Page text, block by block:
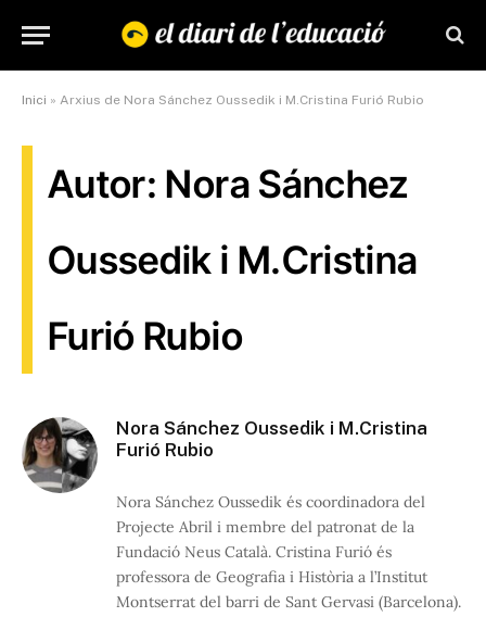
Inici » Arxius de Nora Sánchez Oussedik i M.Cristina Furió Rubio
Autor: Nora Sánchez
Oussedik i M.Cristina
Furió Rubio
Nora Sánchez Oussedik i M.Cristina
Furió Rubio
Nora Sánchez Oussedik és coordinadora del
Projecte Abril i membre del patronat de la
Fundació Neus Català. Cristina Furió és
professora de Geografia i Història a l’Institut
Montserrat del barri de Sant Gervasi (Barcelona).